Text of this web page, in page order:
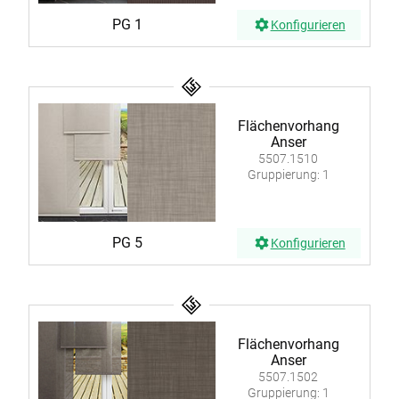
PG 1 Konfigurieren
Flächenvorhang
Anser
5507.1510
Gruppierung: 1
PG 5 Konfigurieren
Flächenvorhang
Anser
5507.1502
Gruppierung: 1